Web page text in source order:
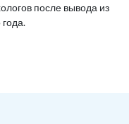
после вывода из